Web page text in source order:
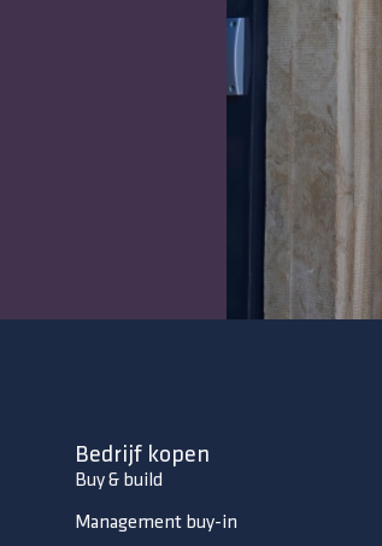
Bedrijf kopen
Buy & build
Management buy-in